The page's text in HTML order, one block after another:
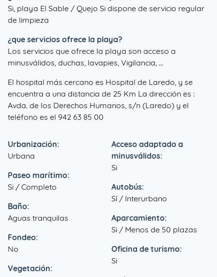
Si, playa El Sable / Quejo Si dispone de servicio regular
de limpieza
¿que servicios ofrece la playa?
Los servicios que ofrece la playa son acceso a
minusválidos, duchas, lavapies, Vigilancia, ...
El hospital más cercano es Hospital de Laredo, y se
encuentra a una distancia de 25 Km La dirección es :
Avda. de los Derechos Humanos, s/n (Laredo) y el
teléfono es el 942 63 85 00
Urbanización:
Urbana
Paseo marítimo:
Si / Completo
Baño:
Aguas tranquilas
Fondeo:
No
Vegetación:
Acceso adaptado a
minusválidos:
Si
Autobús:
Sí / Interurbano
Aparcamiento:
Si / Menos de 50 plazas
Oficina de turismo:
Si